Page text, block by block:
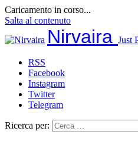
Caricamento in corso...
Salta al contenuto
Nirvaira Just
RSS
Facebook
Instagram
Twitter
Telegram
Ricerca per: